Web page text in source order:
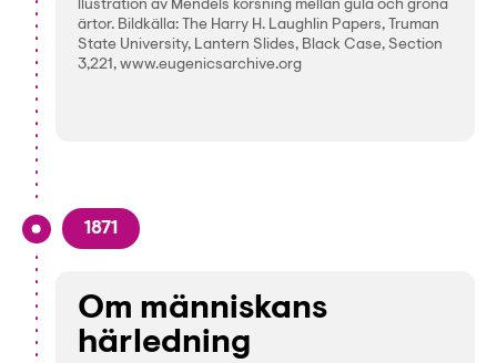
llustration av Mendels korsning mellan gula och gröna
ärtor. Bildkälla: The Harry H. Laughlin Papers, Truman
State University, Lantern Slides, Black Case, Section
3,221, www.eugenicsarchive.org
1871
Om människans
härledning